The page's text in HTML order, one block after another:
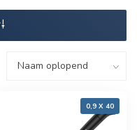
0,9 X 40